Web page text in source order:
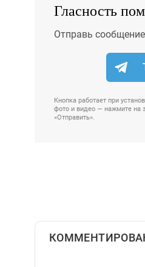
Гласность
Отправь
Кнопка работает при
фото и видео — нажмите на
«Отправить».